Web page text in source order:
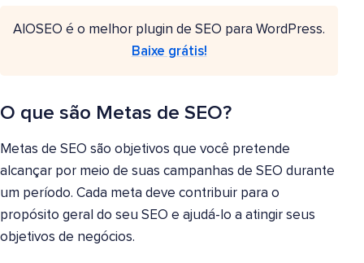
AIOSEO é o melhor plugin de SEO para WordPress.
Baixe grátis!
O que são Metas de SEO?
Metas de SEO são objetivos que você pretende
alcançar por meio de suas campanhas de SEO durante
um período. Cada meta deve contribuir para o
propósito geral do seu SEO e ajudá-lo a atingir seus
objetivos de negócios.